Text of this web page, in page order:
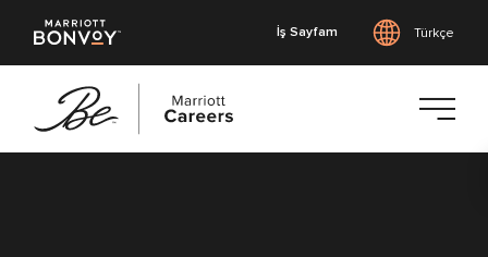
İş Sayfam Türkçe